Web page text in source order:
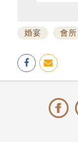
婚宴 會所